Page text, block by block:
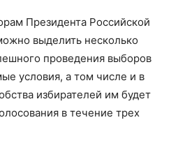
Президента Российской
выделить несколько
проведения выборов
условия, а том числе и в
избирателей им будет
в течение трех